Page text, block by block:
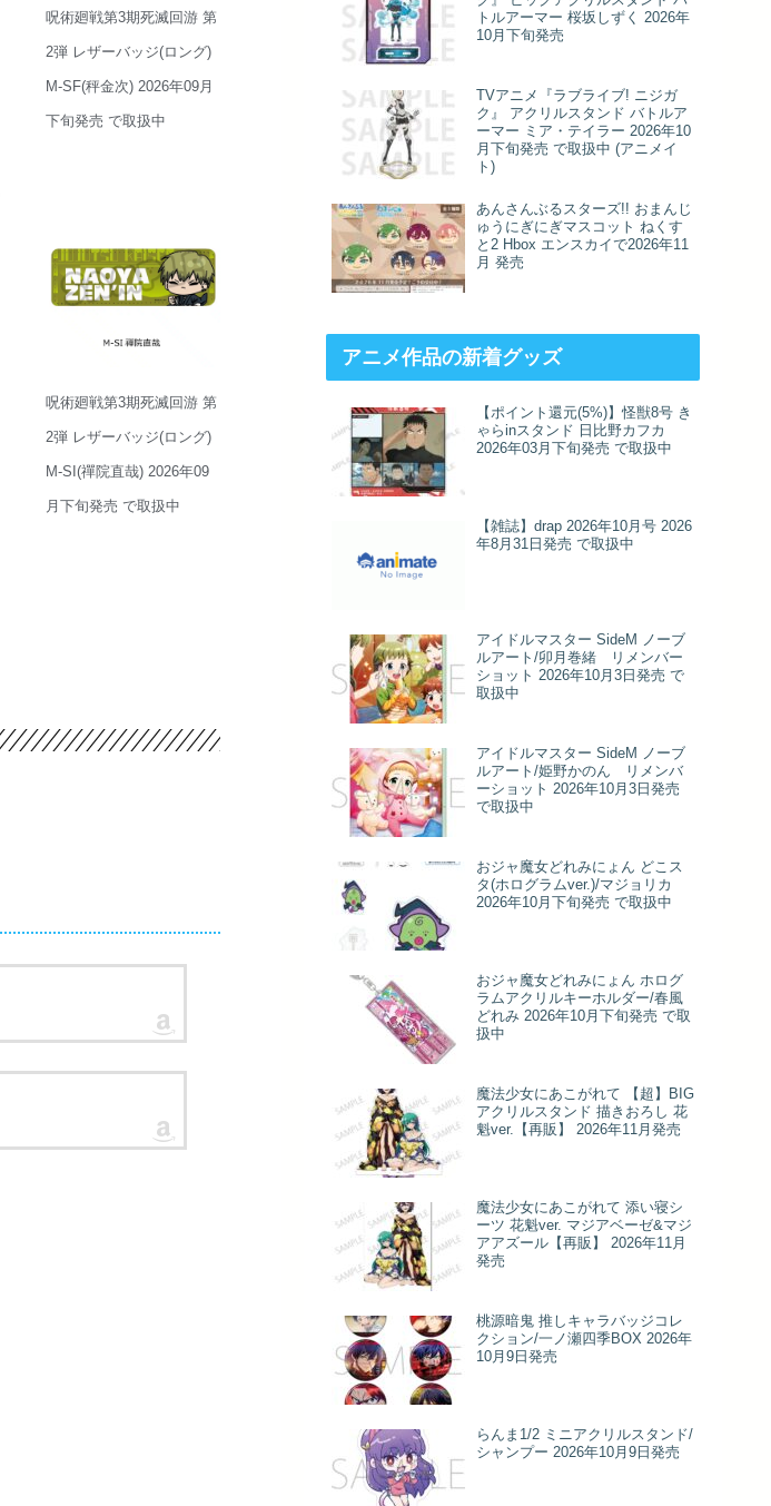
呪術廻戦第3期死滅回游 第
2弾 レザーバッジ(ロング)
M-SF(秤金次) 2026年09月
下旬発売 で取扱中
呪術廻戦第3期死滅回游 第
2弾 レザーバッジ(ロング)
M-SI(禪院直哉) 2026年09
月下旬発売 で取扱中
トルアーマー 桜坂しずく 2026年
10月下旬発売
TVアニメ『ラブライブ! ニジガ
ク』 アクリルスタンド バトルア
ーマー ミア・テイラー 2026年10
月下旬発売 で取扱中 (アニメイ
ト)
あんさんぶるスターズ!! おまんじ
ゅうにぎにぎマスコット ねくす
と2 Hbox エンスカイで2026年11
月 発売
アニメ作品の新着グッズ
【ポイント還元(5%)】怪獣8号 き
ゃらinスタンド 日比野カフカ
2026年03月下旬発売 で取扱中
【雑誌】drap 2026年10月号 2026
年8月31日発売 で取扱中
アイドルマスター SideM ノーブ
ルアート/卯月巻緒 リメンバー
ショット 2026年10月3日発売 で
取扱中
アイドルマスター SideM ノーブ
ルアート/姫野かのん リメンバ
ーショット 2026年10月3日発売
で取扱中
おジャ魔女どれみにょん どこス
タ(ホログラムver.)/マジョリカ
2026年10月下旬発売 で取扱中
おジャ魔女どれみにょん ホログ
ラムアクリルキーホルダー/春風
どれみ 2026年10月下旬発売 で取
扱中
魔法少女にあこがれて 【超】BIG
アクリルスタンド 描きおろし 花
魁ver.【再販】 2026年11月発売
魔法少女にあこがれて 添い寝シ
ーツ 花魁ver. マジアベーゼ&マジ
アアズール【再販】 2026年11月
発売
桃源暗鬼 推しキャラバッジコレ
クション/一ノ瀬四季BOX 2026年
10月9日発売
らんま1/2 ミニアクリルスタンド/
シャンプー 2026年10月9日発売